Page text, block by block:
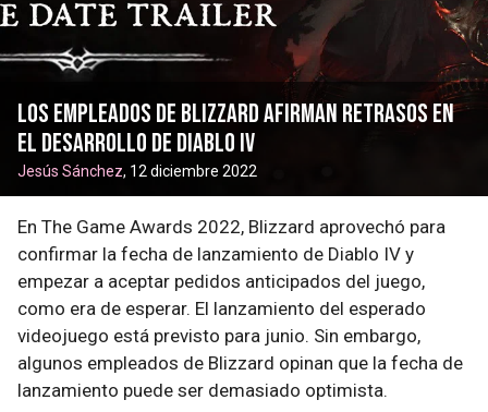
Los empleados de Blizzard afirman retrasos en
el desarrollo de Diablo IV
Jesús Sánchez, 12 diciembre 2022
En The Game Awards 2022, Blizzard aprovechó para
confirmar la fecha de lanzamiento de Diablo IV y
empezar a aceptar pedidos anticipados del juego,
como era de esperar. El lanzamiento del esperado
videojuego está previsto para junio. Sin embargo,
algunos empleados de Blizzard opinan que la fecha de
lanzamiento puede ser demasiado optimista.